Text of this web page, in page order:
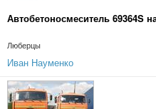
Автобетоносмеситель 69364S
Люберцы
Иван Науменко